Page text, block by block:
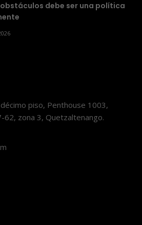
debe ser una política
piso, Penthouse 1003,
62, zona 3, Quetzaltenango.